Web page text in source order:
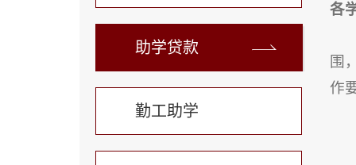
助学贷款
勤工助学
各
围
作